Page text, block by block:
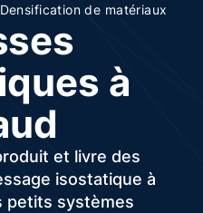
de matériaux
à
et livre des
isostatique à
petits systèmes